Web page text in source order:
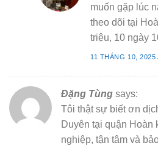
muốn gặp lúc
theo dõi tại
triệu, 10 ngày
11 THÁNG 10, 2025
Đặng Tùng says:
Tôi thật sự biết ơn
Duyên tại quận Hoàn
nghiệp, tận tâm và